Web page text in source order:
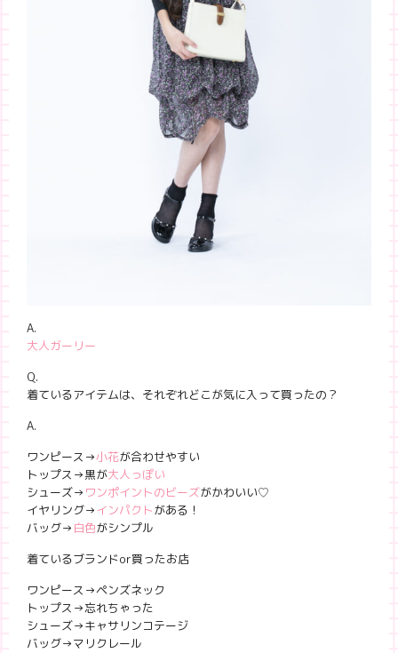
A.
大人ガーリー
Q.
着ているアイテムは、それぞれどこが気に入って買ったの？
A.
ワンピース→小花が合わせやすい
トップス→黒が大人っぽい
シューズ→ ワンポイントのビーズがかわいい♡
イヤリング→インパクトがある！
バッグ→ 白色がシンプル
着ているブランドor買ったお店
ワンピース→ペンズネック
トップス→忘れちゃった
シューズ→キャサリンコテージ
バッグ→マリクレール